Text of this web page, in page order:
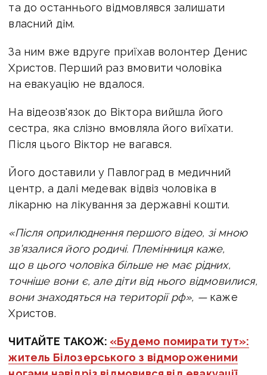
та до останнього відмовлявся залишати
власний дім.
За ним вже вдруге приїхав волонтер Денис
Христов. Перший раз вмовити чоловіка
на евакуацію не вдалося.
На відеозв'язок до Віктора вийшла його
сестра, яка слізно вмовляла його виїхати.
Після цього Віктор не вагався.
Його доставили у Павлоград в медичний
центр, а далі медевак відвіз чоловіка в
лікарню на лікування за державні кошти.
«Після оприлюднення першого відео, зі мною
зв’язалися його родичі. Племінниця каже,
що в цього чоловіка більше не має рідних,
точніше вони є, але діти від нього відмовилися,
вони знаходяться на території рф», —каже
Христов.
ЧИТАЙТЕ ТАКОЖ: «Будемо помирати тут»:
житель Білозерського з відмороженими